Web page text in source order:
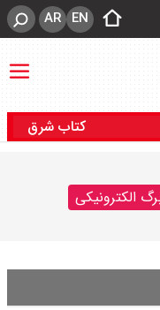
EN
AR
کتاب شرق
الکترونیکی